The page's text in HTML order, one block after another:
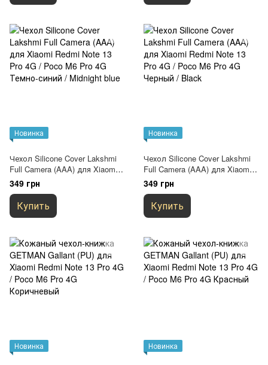
Новинка
Чехол Silicone Cover Lakshmi
Full Camera (AAA) для Xiaomi
Redmi Note 13 Pro 4G / Poco
M6 Pro 4G Темно-синий /
Midnight blue
349 грн
Купить
Новинка
Чехол Silicone Cover Lakshmi
Full Camera (AAA) для Xiaomi
Redmi Note 13 Pro 4G / Poco
M6 Pro 4G Черный / Black
349 грн
Купить
Новинка Новинка